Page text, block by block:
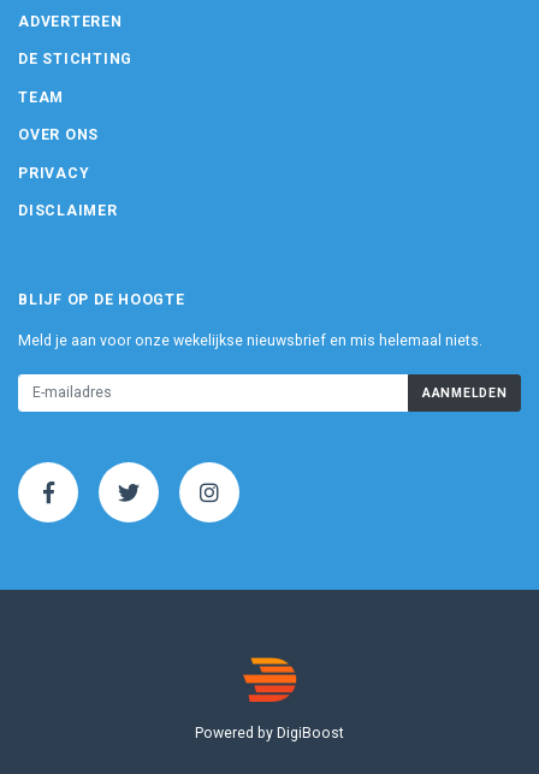
ADVERTEREN
DE STICHTING
TEAM
OVER ONS
PRIVACY
DISCLAIMER
BLIJF OP DE HOOGTE
Meld je aan voor onze wekelijkse nieuwsbrief en mis helemaal niets.
AANMELDEN
Powered by DigiBoost